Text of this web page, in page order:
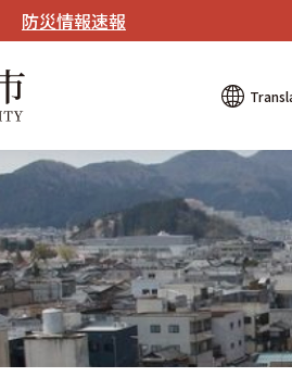
防災情報速報